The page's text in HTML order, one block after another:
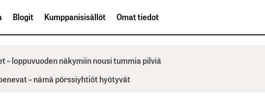
Blogit Kumppanisisällöt Omat tiedot
– loppuvuoden näkymiin nousi tummia pilviä
– nämä pörssiyhtiöt hyötyvät